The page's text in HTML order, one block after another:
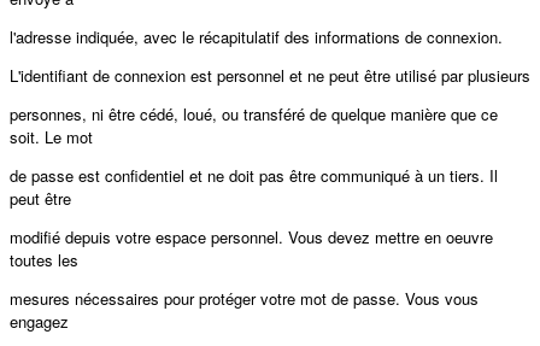
l'adresse indiquée, avec le récapitulatif des informations de connexion.
L'identifiant de connexion est personnel et ne peut être utilisé par plusieurs
personnes, ni être cédé, loué, ou transféré de quelque manière que ce
soit. Le mot
de passe est confidentiel et ne doit pas être communiqué à un tiers. Il
peut être
modifié depuis votre espace personnel. Vous devez mettre en oeuvre
toutes les
mesures nécessaires pour protéger votre mot de passe. Vous vous
engagez